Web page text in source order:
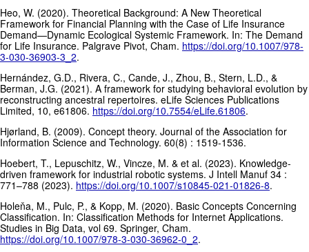
Heo, W. (2020). Theoretical Background: A New Theoretical
Framework for Financial Planning with the Case of Life Insurance
Demand—Dynamic Ecological Systemic Framework. In: The Demand
for Life Insurance. Palgrave Pivot, Cham. https://doi.org/10.1007/978-
3-030-36903-3_2.
Hernández, G.D., Rivera, C., Cande, J., Zhou, B., Stern, L.D., &
Berman, J.G. (2021). A framework for studying behavioral evolution by
reconstructing ancestral repertoires. eLife Sciences Publications
Limited, 10, e61806. https://doi.org/10.7554/eLife.61806.
Hjørland, B. (2009). Concept theory. Journal of the Association for
Information Science and Technology. 60(8) : 1519-1536.
Hoebert, T., Lepuschitz, W., Vincze, M. & et al. (2023). Knowledge-
driven framework for industrial robotic systems. J Intell Manuf 34 :
771–788 (2023). https://doi.org/10.1007/s10845-021-01826-8.
Holeňa, M., Pulc, P., & Kopp, M. (2020). Basic Concepts Concerning
Classification. In: Classification Methods for Internet Applications.
Studies in Big Data, vol 69. Springer, Cham.
https://doi.org/10.1007/978-3-030-36962-0_2.